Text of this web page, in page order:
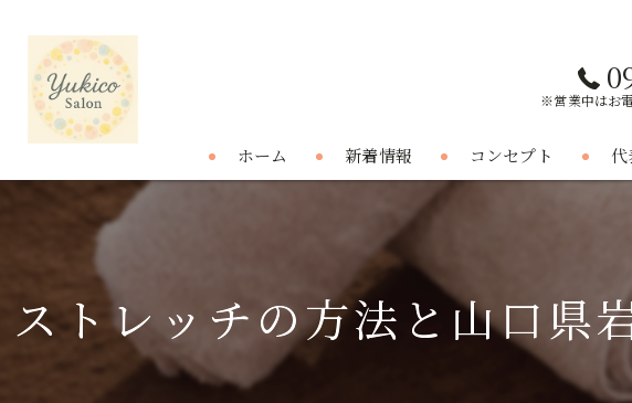
※営業中はお
ホーム 新着情報 コンセプト 代
ストレッチの方法と山口県